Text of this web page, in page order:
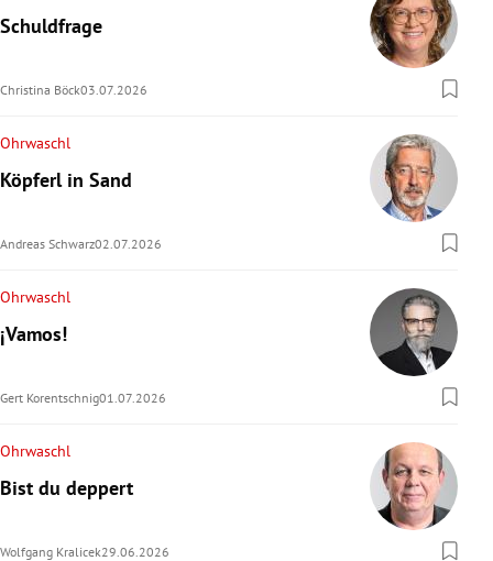
Schuldfrage
Christina Böck03.07.2026
Ohrwaschl
Köpferl in Sand
Andreas Schwarz02.07.2026
Ohrwaschl
¡Vamos!
Gert Korentschnig01.07.2026
Ohrwaschl
Bist du deppert
Wolfgang Kralicek29.06.2026